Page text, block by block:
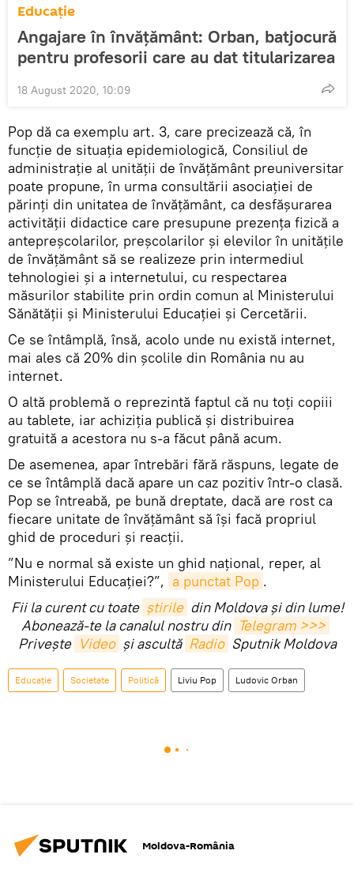
Educație
Angajare în învățământ: Orban, batjocură
pentru profesorii care au dat titularizarea
18 August 2020, 10:09
Pop dă ca exemplu art. 3, care precizează că, în
funcție de situația epidemiologică, Consiliul de
administrație al unității de învățământ preuniversitar
poate propune, în urma consultării asociației de
părinți din unitatea de învățământ, ca desfășurarea
activității didactice care presupune prezența fizică a
antepreșcolarilor, preşcolarilor și elevilor în unităţile
de învăţământ să se realizeze prin intermediul
tehnologiei și a internetului, cu respectarea
măsurilor stabilite prin ordin comun al Ministerului
Sănătății și Ministerului Educației și Cercetării.
Ce se întâmplă, însă, acolo unde nu există internet,
mai ales că 20% din școlile din România nu au
internet.
O altă problemă o reprezintă faptul că nu toți copiii
au tablete, iar achiziția publică și distribuirea
gratuită a acestora nu s-a făcut până acum.
De asemenea, apar întrebări fără răspuns, legate de
ce se întâmplă dacă apare un caz pozitiv într-o clasă.
Pop se întreabă, pe bună dreptate, dacă are rost ca
fiecare unitate de învățământ să își facă propriul
ghid de proceduri și reacții.
”Nu e normal să existe un ghid național, reper, al
Ministerului Educației?”, a punctat Pop .
Fii la curent cu toate știrile din Moldova și din lume!
Abonează-te la canalul nostru din Telegram >>>
Privește Video și ascultă Radio Sputnik Moldova
Educație Societate Politică Liviu Pop Ludovic Orban
Moldova-România